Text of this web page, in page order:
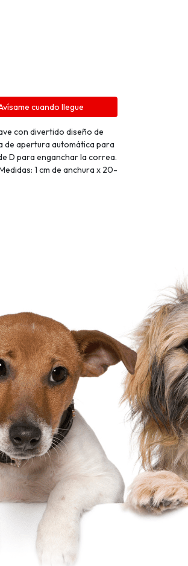
cuando llegue
con divertido diseño de
de apertura automática para
D para enganchar la correa.
1 cm de anchura x 20-